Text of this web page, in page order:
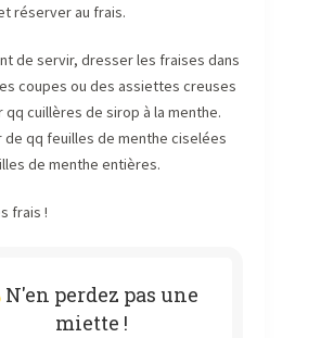
réserver au frais.
de servir, dresser les fraises dans
coupes ou des assiettes creuses
qq cuillères de sirop à la menthe.
de qq feuilles de menthe ciselées
de menthe entières.
frais !
N'en perdez pas une
miette !